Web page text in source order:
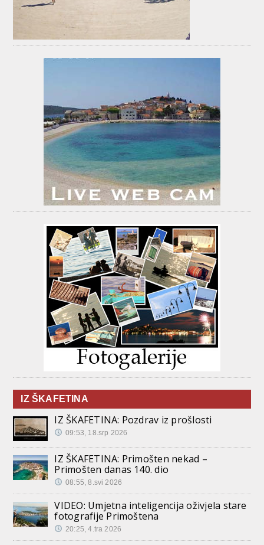
IZ ŠKAFETINA
IZ ŠKAFETINA: Pozdrav iz prošlosti
09:53, 18.srp 2026
IZ ŠKAFETINA: Primošten nekad –
Primošten danas 140. dio
08:55, 8.svi 2026
VIDEO: Umjetna inteligencija oživjela stare
fotografije Primoštena
20:25, 4.tra 2026